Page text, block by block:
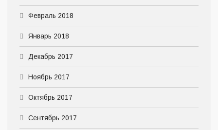
Февраль 2018
Январь 2018
Декабрь 2017
Ноябрь 2017
Октябрь 2017
Сентябрь 2017